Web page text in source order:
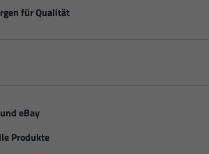
für Qualität
eBay
Produkte